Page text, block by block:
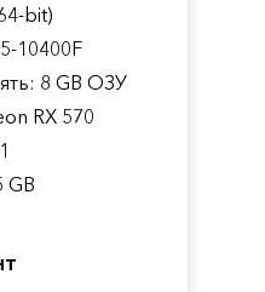
bit)
10400F
8 GB ОЗУ
RX 570
GB